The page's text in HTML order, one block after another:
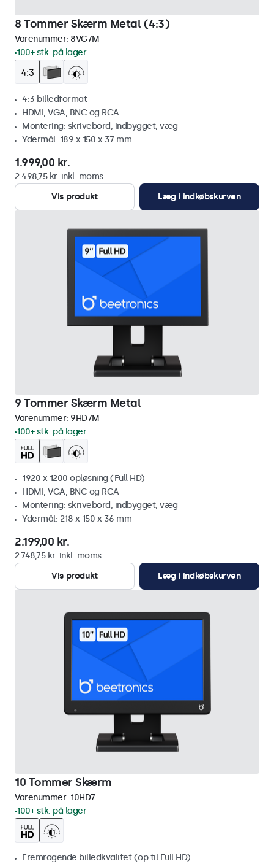
8 Tommer Skærm Metal (4:3)
Varenummer: 8VG7M
100+ stk. på lager
4:3 billedformat
HDMI, VGA, BNC og RCA
Montering: skrivebord, indbygget, væg
Ydermål: 189 x 150 x 37 mm
1.999,00 kr.
2.498,75 kr. inkl. moms
Vis produkt
Læg i indkøbskurven
9 Tommer Skærm Metal
Varenummer: 9HD7M
100+ stk. på lager
1920 x 1200 opløsning (Full HD)
HDMI, VGA, BNC og RCA
Montering: skrivebord, indbygget, væg
Ydermål: 218 x 150 x 36 mm
2.199,00 kr.
2.748,75 kr. inkl. moms
Vis produkt
Læg i indkøbskurven
10 Tommer Skærm
Varenummer: 10HD7
100+ stk. på lager
Fremragende billedkvalitet (op til Full HD)